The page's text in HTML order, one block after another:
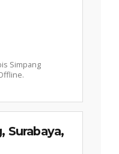
Simpang
Surabaya,